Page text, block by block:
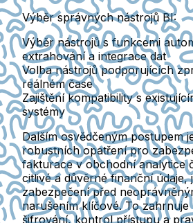
Výběr správných nástrojů BI:
Výběr nástrojů s funkcemi
extrahování a integrace dat
Volba nástrojů podporujících
reálném čase
Zajištění kompatibility s
systémy
Dalším osvědčeným postupem
robustních opatření pro
fakturace v obchodní analytice
citlivé a důvěrné finanční údaje,
zabezpečení před
narušením klíčové. To
šifrování, kontrol přístupu a